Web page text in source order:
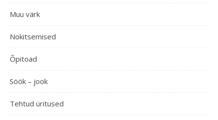
Muu värk
Nokitsemised
Õpitoad
Söök – jook
Tehtud üritused